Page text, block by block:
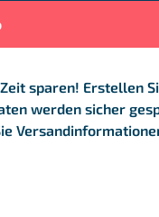
sparen! Erstellen
werden sicher